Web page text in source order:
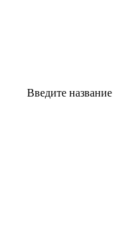
Введите название